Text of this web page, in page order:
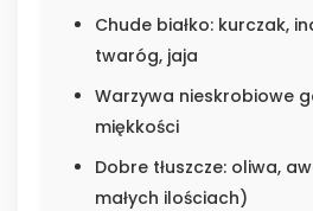
Chude białko: kurczak,
twaróg, jaja
Warzywa nieskrobiowe
miękkości
Dobre tłuszcze: oliwa,
małych ilościach)